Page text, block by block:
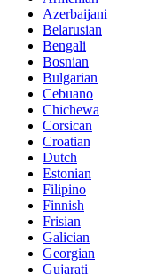
Azerbaijani
Belarusian
Bengali
Bosnian
Bulgarian
Cebuano
Chichewa
Corsican
Croatian
Dutch
Estonian
Filipino
Finnish
Frisian
Galician
Georgian
Gujarati